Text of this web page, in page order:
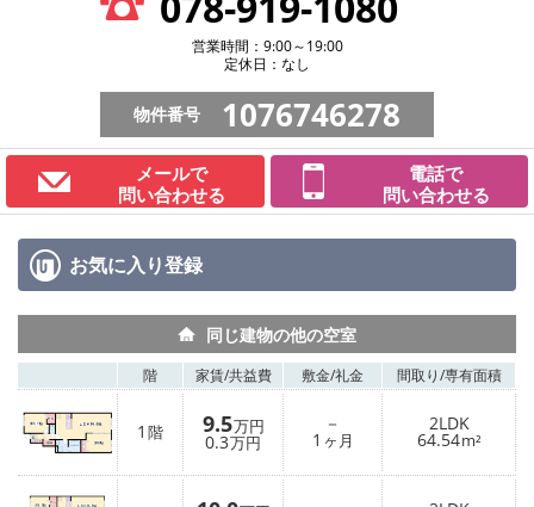
営業時間：9:00～19:00
定休日：なし
物件番号 1076746278
メールで
問い合わせる
電話で
問い合わせる
お気に入り登録
同じ建物の他の空室
階 家賃/共益費 敷金/礼金 間取り/専有面積
1 階 9.5万円
0.3万円
－
1 ヶ月
2LDK
64.54m²